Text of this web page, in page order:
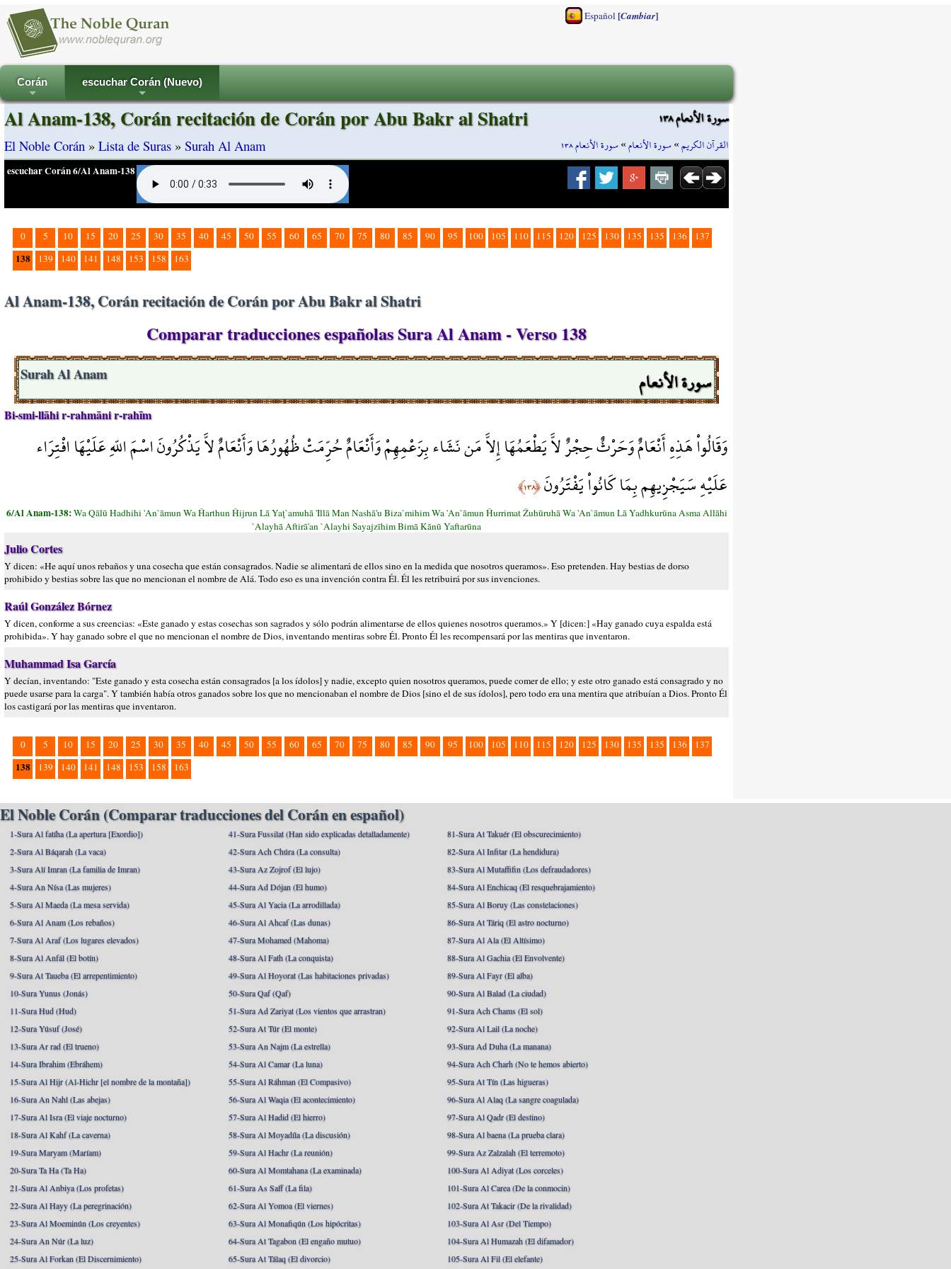
Español [Cambiar]
+
Corán
+
escuchar Corán (Nuevo)
سورة الأنعام ١٣٨
القرآن الكريم»سورة الأنعام»سورة الأنعام ١٣٨
Al Anam-138, Corán recitación de Corán por Abu Bakr al Shatri
El Noble Corán » Lista de Suras » Surah Al Anam
escuchar Corán 6/Al Anam-138
0 5 10 15 20 25 30 35 40 45 50 55 60 65 70 75 80 85 90 95 100 105 110 115 120 125 130 135 135 136 137
138 139 140 141 148 153 158 163
Al Anam-138, Corán recitación de Corán por Abu Bakr al Shatri
Comparar traducciones españolas Sura Al Anam - Verso 138
سورة الأنعام Surah Al Anam
Bi-smi-llāhi r-rahmāni r-rahīm
وَقَالُواْ هَذِهِ أَنْعَامٌ وَحَرْثٌ حِجْرٌ لاَّ يَطْعَمُهَا إِلاَّ مَن نّشَاء بِزَعْمِهِمْ وَأَنْعَامٌ حُرِّمَتْ ظُهُورُهَا وَأَنْعَامٌ لاَّ يَذْكُرُونَ اسْمَ اللّهِ عَلَيْهَا افْتِرَاء
عَلَيْهِ سَيَجْزِيهِم بِمَا كَانُواْ يَفْتَرُونَ﴿١٣٨﴾
6/Al Anam-138:Wa Qālū Hadhihi 'An`āmun Wa Ĥarthun Ĥijrun Lā Yaţ`amuhā 'Illā Man Nashā'u Biza`mihim Wa 'An`āmun Ĥurrimat Žuhūruhā Wa 'An`āmun Lā Yadhkurūna Asma Allāhi
`Alayhā Aftirā'an `Alayhi Sayajzīhim Bimā Kānū Yaftarūna
Julio Cortes
Y dicen: «He aquí unos rebaños y una cosecha que están consagrados. Nadie se alimentará de ellos sino en la medida que nosotros queramos». Eso pretenden. Hay bestias de dorso
prohibido y bestias sobre las que no mencionan el nombre de Alá. Todo eso es una invención contra Él. Él les retribuirá por sus invenciones.
Raúl González Bórnez
Y dicen, conforme a sus creencias: «Este ganado y estas cosechas son sagrados y sólo podrán alimentarse de ellos quienes nosotros queramos.» Y [dicen:] «Hay ganado cuya espalda está
prohibida». Y hay ganado sobre el que no mencionan el nombre de Dios, inventando mentiras sobre Él. Pronto Él les recompensará por las mentiras que inventaron.
Muhammad Isa García
Y decían, inventando: "Este ganado y esta cosecha están consagrados [a los ídolos] y nadie, excepto quien nosotros queramos, puede comer de ello; y este otro ganado está consagrado y no
puede usarse para la carga". Y también había otros ganados sobre los que no mencionaban el nombre de Dios [sino el de sus ídolos], pero todo era una mentira que atribuían a Dios. Pronto Él
los castigará por las mentiras que inventaron.
0 5 10 15 20 25 30 35 40 45 50 55 60 65 70 75 80 85 90 95 100 105 110 115 120 125 130 135 135 136 137
138 139 140 141 148 153 158 163
El Noble Corán (Comparar traducciones del Corán en español)
1-Sura Al fatíha (La apertura [Exordio])
2-Sura Al Báqarah (La vaca)
3-Sura Alí Imran (La familia de Imran)
4-Sura An Nísa (Las mujeres)
5-Sura Al Maeda (La mesa servida)
6-Sura Al Anam (Los rebaños)
7-Sura Al Araf (Los lugares elevados)
8-Sura Al Anfál (El botín)
9-Sura At Taueba (El arrepentimiento)
10-Sura Yunus (Jonás)
11-Sura Hud (Hud)
12-Sura Yúsuf (José)
13-Sura Ar rad (El trueno)
14-Sura Ibrahim (Ebráhem)
15-Sura Al Hijr (Al-Hichr [el nombre de la montaña])
16-Sura An Nahl (Las abejas)
17-Sura Al Isra (El viaje nocturno)
18-Sura Al Kahf (La caverna)
19-Sura Maryam (Maríam)
20-Sura Ta Ha (Ta Ha)
21-Sura Al Anbiya (Los profetas)
22-Sura Al Hayy (La peregrinación)
23-Sura Al Moeminún (Los creyentes)
24-Sura An Núr (La luz)
25-Sura Al Forkan (El Discernimiento)
41-Sura Fussilat (Han sido explicadas detalladamente)
42-Sura Ach Chúra (La consulta)
43-Sura Az Zojrof (El lujo)
44-Sura Ad Dójan (El humo)
45-Sura Al Yacia (La arrodillada)
46-Sura Al Ahcaf (Las dunas)
47-Sura Mohamed (Mahoma)
48-Sura Al Fath (La conquista)
49-Sura Al Hoyorat (Las habitaciones privadas)
50-Sura Qaf (Qaf)
51-Sura Ad Zariyat (Los vientos que arrastran)
52-Sura At Túr (El monte)
53-Sura An Najm (La estrella)
54-Sura Al Camar (La luna)
55-Sura Al Ráhman (El Compasivo)
56-Sura Al Waqia (El acontecimiento)
57-Sura Al Hadid (El hierro)
58-Sura Al Moyadíla (La discusión)
59-Sura Al Hachr (La reunión)
60-Sura Al Momtahana (La examinada)
61-Sura As Saff (La fila)
62-Sura Al Yomoa (El viernes)
63-Sura Al Monafiqún (Los hipócritas)
64-Sura At Tagabon (El engaño mutuo)
65-Sura At Tálaq (El divorcio)
81-Sura At Takuér (El obscurecimiento)
82-Sura Al Infitar (La hendidura)
83-Sura Al Mutaffifin (Los defraudadores)
84-Sura Al Enchicaq (El resquebrajamiento)
85-Sura Al Boruy (Las constelaciones)
86-Sura At Táriq (El astro nocturno)
87-Sura Al Ala (El Altísimo)
88-Sura Al Gachia (El Envolvente)
89-Sura Al Fayr (El alba)
90-Sura Al Balad (La ciudad)
91-Sura Ach Chams (El sol)
92-Sura Al Lail (La noche)
93-Sura Ad Duha (La manana)
94-Sura Ach Charh (No te hemos abierto)
95-Sura At Tín (Las higueras)
96-Sura Al Alaq (La sangre coagulada)
97-Sura Al Qadr (El destino)
98-Sura Al baena (La prueba clara)
99-Sura Az Zalzalah (El terremoto)
100-Sura Al Adiyat (Los corceles)
101-Sura Al Carea (De la conmocin)
102-Sura At Takacir (De la rivalidad)
103-Sura Al Asr (Del Tiempo)
104-Sura Al Humazah (El difamador)
105-Sura Al Fil (El elefante)